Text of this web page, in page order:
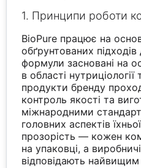
1. Принципи роботи
BioPure працює на
обґрунтованих підходів
формули засновані на
в області нутриціології
продукти бренду
контроль якості та
міжнародними
головних аспектів
прозорість — кожен
на упаковці, а
відповідають